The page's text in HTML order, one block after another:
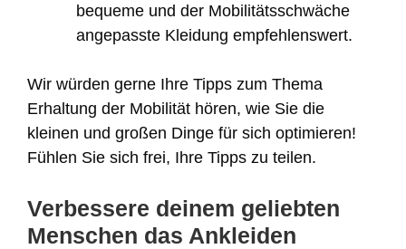
bequeme und der Mobilitätsschwäche
angepasste Kleidung empfehlenswert.
Wir würden gerne Ihre Tipps zum Thema
Erhaltung der Mobilität hören, wie Sie die
kleinen und großen Dinge für sich optimieren!
Fühlen Sie sich frei, Ihre Tipps zu teilen.
Verbessere deinem geliebten
Menschen das Ankleiden